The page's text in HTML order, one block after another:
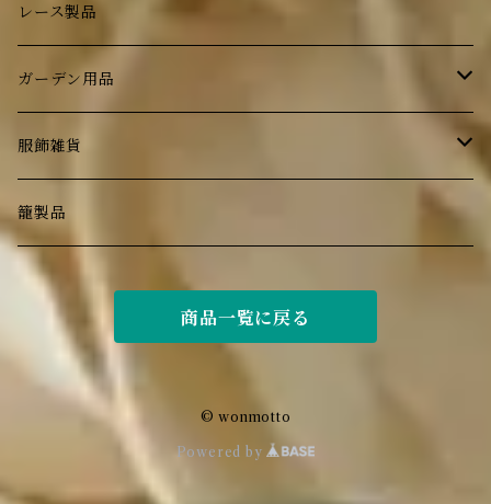
トレイ
小物入れ
ティーコジ―
花器
洗面用品
時計
照明
壁掛け
book
家具
ルドゥーテ ローズ
ブラウンベティ―
ガラス食器
カトラリー
レース製品
ガーデン用品
ランプ・ライト
オブジェ
植栽
服飾雑貨
エプロン
バッグ
籠製品
商品一覧に戻る
© wonmotto
Powered by